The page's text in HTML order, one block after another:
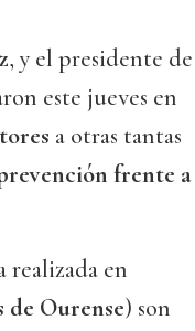
, y el presidente de
este jueves en
a otras tantas
frente a
realizada en
de Ourense) son